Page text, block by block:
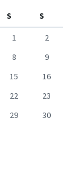
S
S
1
2
8
9
15
16
22
23
29
30